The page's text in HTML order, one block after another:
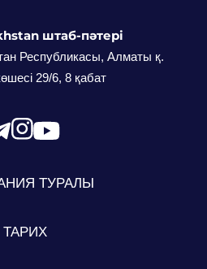
штаб-пәтері
Республикасы, Алматы қ.
29/6, 8 қабат
ТУРАЛЫ
ТАРИХ